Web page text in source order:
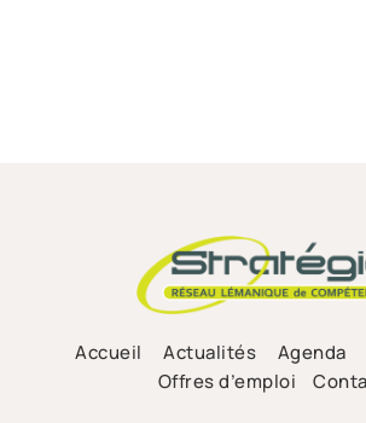
Accueil Actualités Agenda
Offres d’emploi